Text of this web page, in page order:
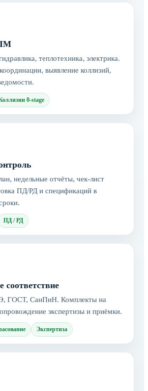
теплотехника, электрика.
выявление коллизий,
0-stage
недельные отчёты, чек-лист
ПД/РД и спецификаций в
ПД / РД
соответствие
ГОСТ, СанПиН. Комплекты на
экспертизы и приёмки.
Экспертиза